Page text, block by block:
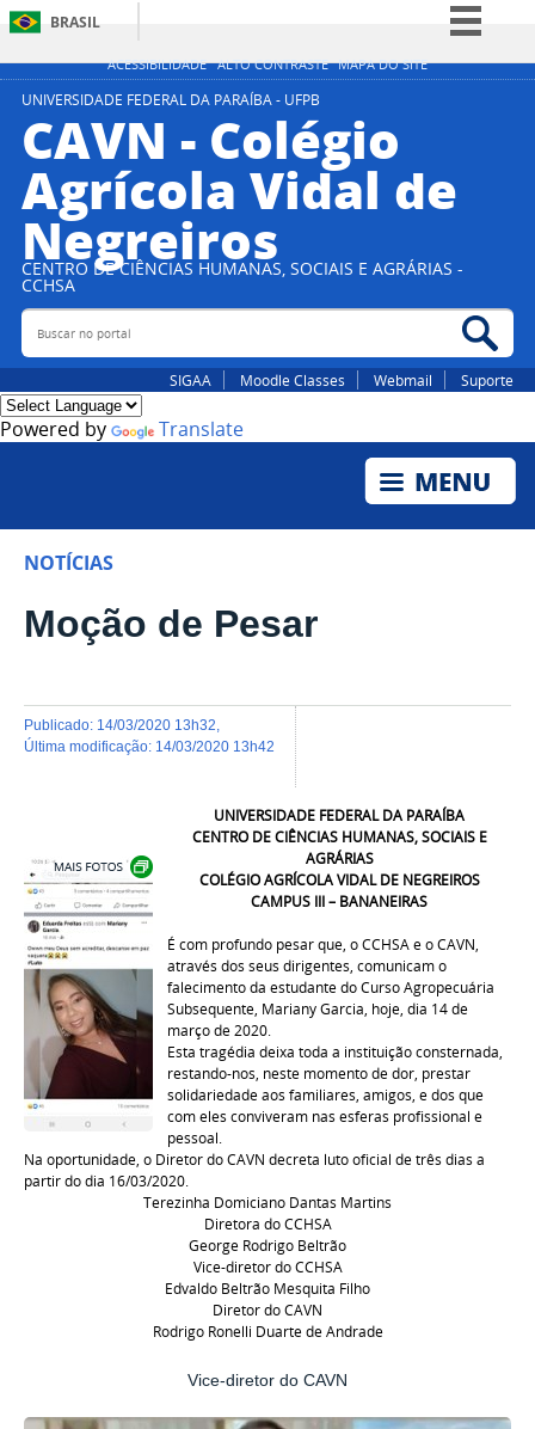
ACESSIBILIDADE ALTO CONTRASTE MAPA DO SITE
BRASIL
Simplifique!
Participe
Acesso à informação
Legislação
UNIVERSIDADE FEDERAL DA PARAÍBA - UFPB
CAVN - Colégio
Agrícola Vidal de
Negreiros
CENTRO DE CIÊNCIAS HUMANAS, SOCIAIS E AGRÁRIAS -
CCHSA
Buscar no portal
SIGAA Moodle Classes Webmail Suporte
Powered by Translate
NOTÍCIAS
Moção de Pesar
publicado: 14/03/2020 13h32
última modificação: 14/03/2020 13h42
Exibir carrossel de imagens
UNIVERSIDADE FEDERAL DA PARAÍBA
CENTRO DE CIÊNCIAS HUMANAS, SOCIAIS E
AGRÁRIAS
COLÉGIO AGRÍCOLA VIDAL DE NEGREIROS
CAMPUS III – BANANEIRAS
É com profundo pesar que, o CCHSA e o CAVN,
através dos seus dirigentes, comunicam o
falecimento da estudante do Curso Agropecuária
Subsequente, Mariany Garcia, hoje, dia 14 de
março de 2020.
Esta tragédia deixa toda a instituição consternada,
restando-nos, neste momento de dor, prestar
solidariedade aos familiares, amigos, e dos que
com eles conviveram nas esferas profissional e
pessoal.
Na oportunidade, o Diretor do CAVN decreta luto oficial de três dias a
partir do dia 16/03/2020.
Terezinha Domiciano Dantas Martins
Diretora do CCHSA
George Rodrigo Beltrão
Vice-diretor do CCHSA
Edvaldo Beltrão Mesquita Filho
Diretor do CAVN
Rodrigo Ronelli Duarte de Andrade
Vice-diretor do CAVN